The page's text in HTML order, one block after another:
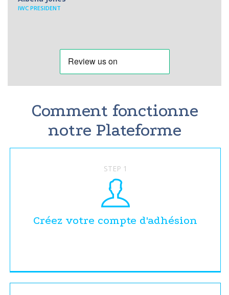
IWC PRESIDENT
Comment fonctionne
notre Plateforme
STEP 1
Créez votre compte d'adhésion